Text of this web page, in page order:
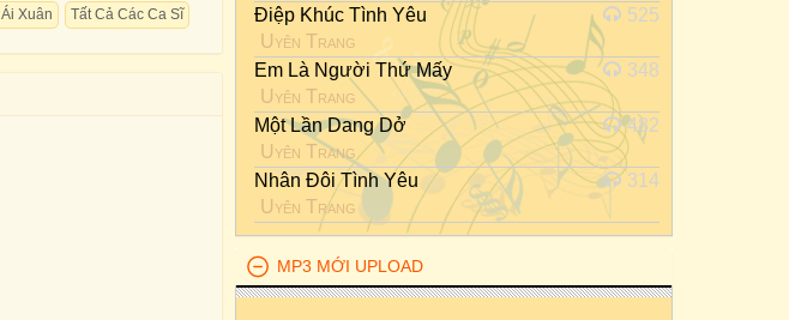
Ái Xuân Tất Cả Các Ca Sĩ
Điệp Khúc Tình Yêu
Uyên Trang
525
Em Là Người Thứ Mấy
Uyên Trang
348
Một Lần Dang Dở
Uyên Trang
482
Nhân Đôi Tình Yêu
Uyên Trang
314
MP3 MỚI UPLOAD